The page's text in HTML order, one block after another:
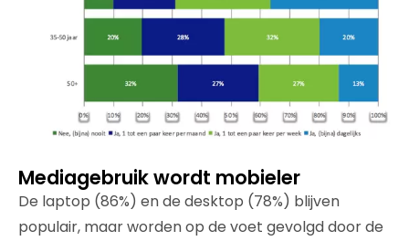
Mediagebruik wordt mobieler
De laptop (86%) en de desktop (78%) blijven
populair, maar worden op de voet gevolgd door de